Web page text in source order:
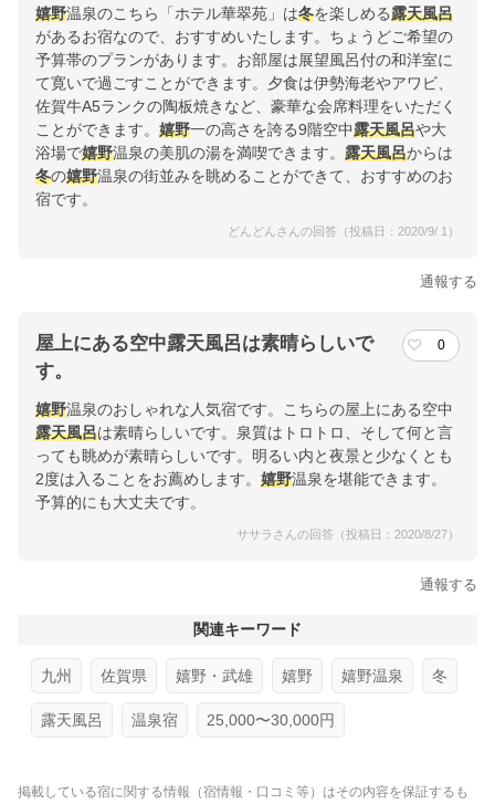
嬉野温泉のこちら「ホテル華翠苑」は冬を楽しめる露天風呂
があるお宿なので、おすすめいたします。ちょうどご希望の
予算帯のプランがあります。お部屋は展望風呂付の和洋室に
て寛いで過ごすことができます。夕食は伊勢海老やアワビ、
佐賀牛A5ランクの陶板焼きなど、豪華な会席料理をいただく
ことができます。 嬉野一の高さを誇る9階空中露天風呂や大
浴場で嬉野温泉の美肌の湯を満喫できます。 露天風呂からは
冬の嬉野温泉の街並みを眺めることができて、おすすめのお
宿です。
どんどんさんの回答（投稿日：2020/9/ 1）
通報する
屋上にある空中露天風呂は素晴らしいで
す。
0
嬉野温泉のおしゃれな人気宿です。こちらの屋上にある空中
露天風呂は素晴らしいです。泉質はトロトロ、そして何と言
っても眺めが素晴らしいです。明るい内と夜景と少なくとも
2度は入ることをお薦めします。 嬉野温泉を堪能できます。
予算的にも大丈夫です。
ササラさんの回答（投稿日：2020/8/27）
通報する
関連キーワード
九州 佐賀県 嬉野・武雄 嬉野 嬉野温泉 冬
露天風呂 温泉宿 25,000〜30,000円
掲載している宿に関する情報（宿情報・口コミ等）はその内容を保証するも